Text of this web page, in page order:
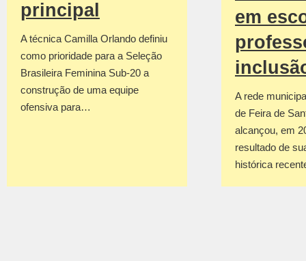
principal
A técnica Camilla Orlando definiu
como prioridade para a Seleção
Brasileira Feminina Sub-20 a
construção de uma equipe
ofensiva para…
em
A rede
de Feira de
alcançou, em
resultado de
histórica